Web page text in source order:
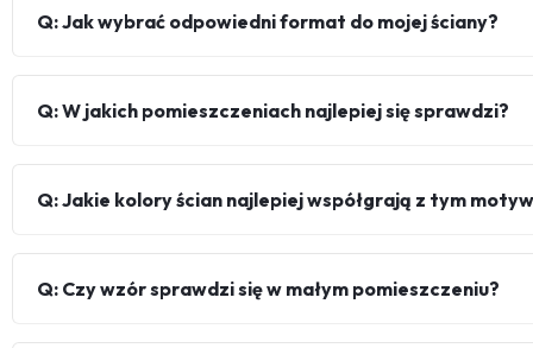
Q: Jak wybrać odpowiedni format do mojej ściany?
Q: W jakich pomieszczeniach najlepiej się sprawdzi?
Q: Jakie kolory ścian najlepiej współgrają z tym
Q: Czy wzór sprawdzi się w małym pomieszczeniu?